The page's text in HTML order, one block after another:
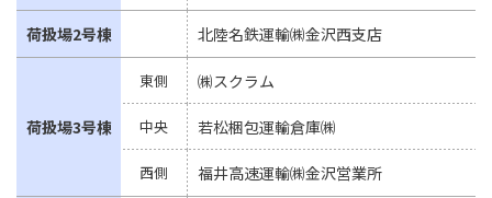
荷扱場2号棟 北陸名鉄運輸㈱金沢西支店
荷扱場3号棟
東側 ㈱スクラム
中央 若松梱包運輸倉庫㈱
西側
福井高速運輸㈱金沢営業所